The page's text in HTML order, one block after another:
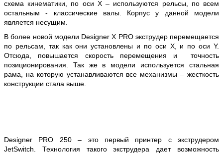
схема кинематики, по оси X – используются рельсы, по всем
остальным - классические валы. Корпус у данной модели
является несущим.
В более новой модели Designer X PRO экструдер перемещается
по рельсам, так как они установлены и по оси X, и по оси Y.
Отсюда, повышается скорость перемещения и точность
позиционирования. Так же в модели используется стальная
рама, на которую устанавливаются все механизмы – жесткость
конструкции стала выше.
Designer PRO 250 – это первый принтер с экструдером
JetSwitch. Технология такого экструдера дает возможность